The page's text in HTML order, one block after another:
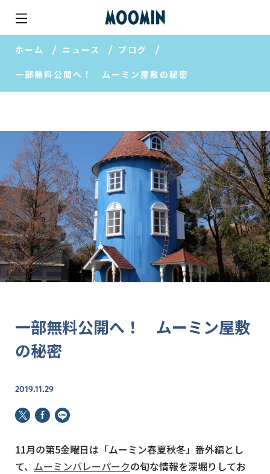
ホーム ニュース ブログ
一部無料公開へ！ ムーミン屋敷の秘密
一部無料公開へ！ ムーミン屋敷
の秘密
2019.11.29
11月の第5金曜日は「ムーミン春夏秋冬」番外編とし
て、 ムーミンバレーパークの旬な情報を深堀りしてお